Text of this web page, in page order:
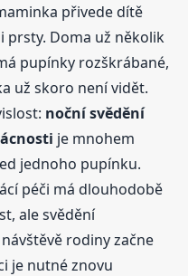
přivede dítě
prsty. Doma už několik
pupínky rozškrábané,
už skoro není vidět.
noční svědění
je mnohem
jednoho pupínku.
péči má dlouhodobě
ale svědění
rodiny začne
je nutné znovu